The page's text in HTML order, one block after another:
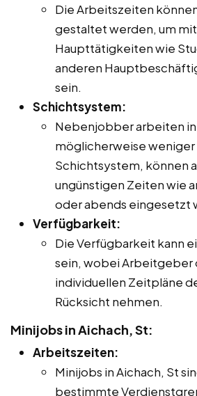
Die Arbeitszeiten
gestaltet werden, um
Haupttätigkeiten wie
anderen
sein.
Schichtsystem:
Nebenjobber arbeiten in
möglicherweise
Schichtsystem, können
ungünstigen Zeiten wie
oder abends eingesetzt
Verfügbarkeit:
Die Verfügbarkeit kann
sein, wobei Arbeitgeber
individuellen Zeitpläne
Rücksicht nehmen.
Minijobs in Aichach, St:
Arbeitszeiten:
Minijobs in Aichach, St
bestimmte